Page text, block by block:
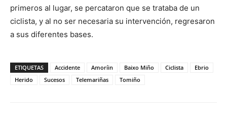
primeros al lugar, se percataron que se trataba de un
ciclista, y al no ser necesaria su intervención, regresaron
a sus diferentes bases.
ETIQUETAS Accidente Amoríin Baixo Miño Ciclista
Ebrio
Herido
Sucesos Telemariñas Tomiño